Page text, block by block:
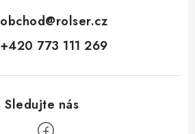
obchod@rolser.cz
+420 773 111 269